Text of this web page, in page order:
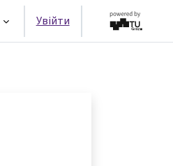
Увійти